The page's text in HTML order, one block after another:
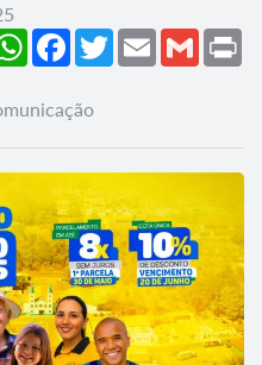
WhatsAppFacebook
TwitterEmail Gmail